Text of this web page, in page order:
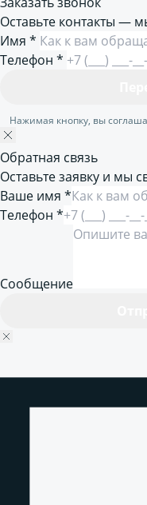
Оставьте контакты —
Имя *
Телефон *
Нажимая кнопку, вы
Обратная связь
Оставьте заявку и мы
Ваше имя *
Телефон *
Сообщение